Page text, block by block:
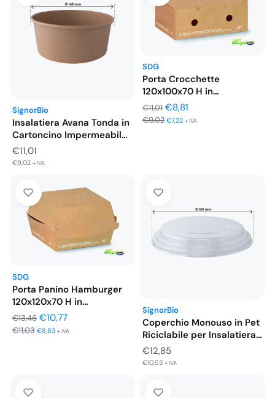
SignorBio
Insalatiera Avana Tonda in
Cartoncino Impermeabile
Ø148 mm…
€11,01
€9,02 + IVA
SDG
Porta Crocchette
120x100x70 H in
Cartoncino Avana
Compostabile…
€11,01 Il
prezzo
€8,81
prezzo
€9,02 €7,22 + IVA
SDG
Porta Panino Hamburger
120x120x70 H in
Cartoncino Avana…
€13,46 Il
prezzo
€10,77Il
prezzo
€11,03 €8,83 + IVA
SignorBio
Coperchio Monouso in Pet
Riciclabile per Insalatiera
Ø185…
€12,85
€10,53 + IVA